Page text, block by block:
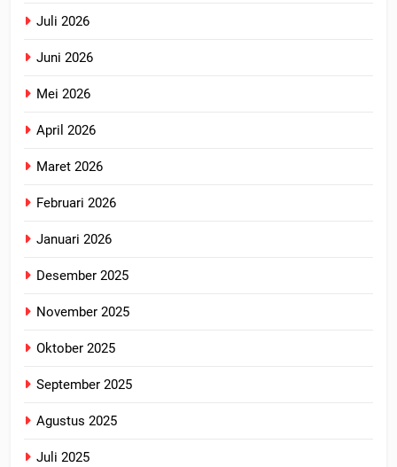
Juli 2026
Juni 2026
Mei 2026
April 2026
Maret 2026
Februari 2026
Januari 2026
Desember 2025
November 2025
Oktober 2025
September 2025
Agustus 2025
Juli 2025